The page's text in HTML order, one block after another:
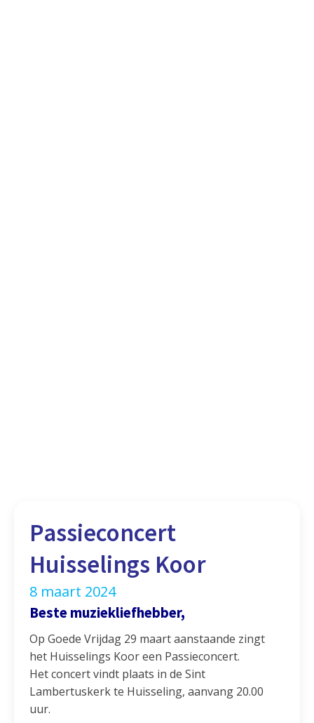
Passieconcert
Huisselings Koor
8 maart 2024
Beste muziekliefhebber,
Op Goede Vrijdag 29 maart aanstaande zingt
het Huisselings Koor een Passieconcert.
Het concert vindt plaats in de Sint
Lambertuskerk te Huisseling, aanvang 20.00
uur.